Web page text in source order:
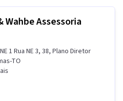
Wahbe Assessoria
1 Rua NE 3, 38, Plano Diretor
-TO